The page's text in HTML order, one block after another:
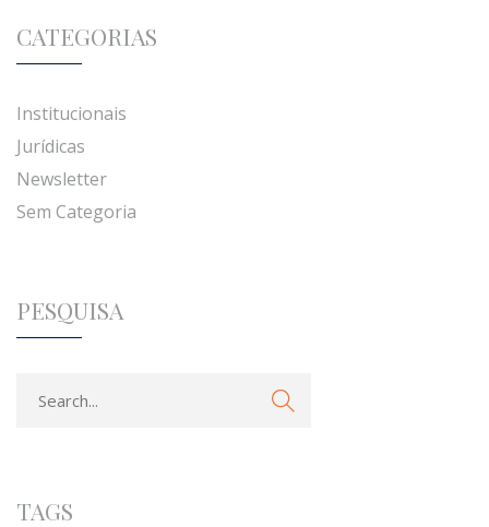
CATEGORIAS
Institucionais
Jurídicas
Newsletter
Sem Categoria
PESQUISA
TAGS